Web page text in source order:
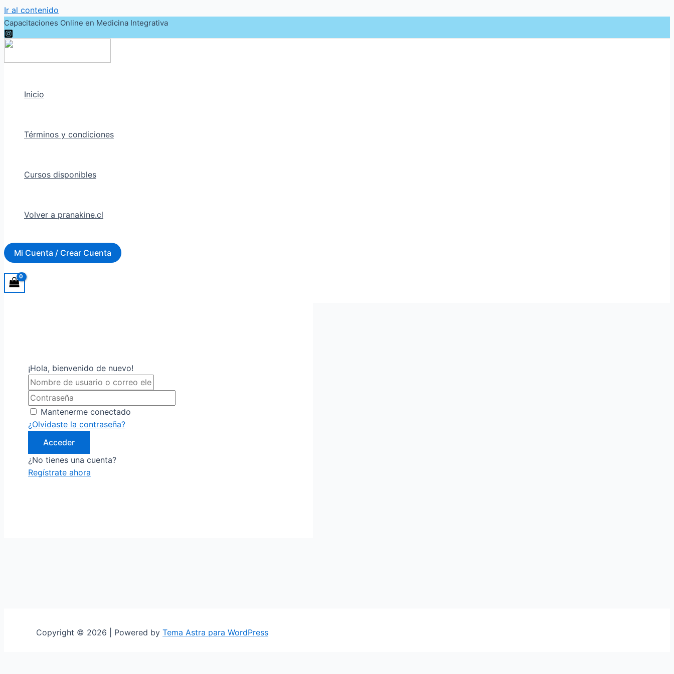
Ir al contenido
Capacitaciones Online en Medicina Integrativa
Inicio
Términos y condiciones
Cursos disponibles
Volver a pranakine.cl
Mi Cuenta / Crear Cuenta
¡Hola, bienvenido de nuevo!
Mantenerme conectado
¿Olvidaste la contraseña?
Acceder
¿No tienes una cuenta?
Regístrate ahora
Copyright © 2026 | Powered by Tema Astra para WordPress